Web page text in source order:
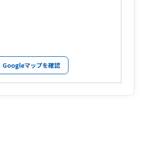
Googleマップを確認